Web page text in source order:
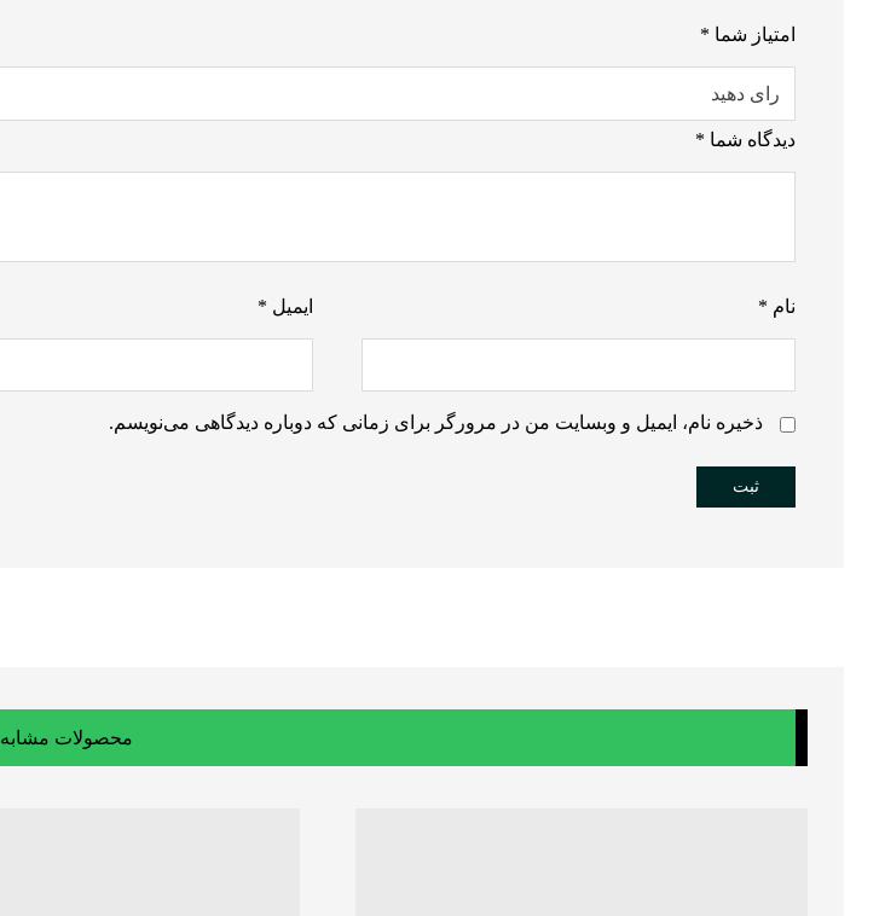
امتیاز شما *
دیدگاه شما *
نام * ایمیل *
ذخیره نام، ایمیل و وبسایت من در مرورگر برای زمانی که دوباره دیدگاهی می‌نویسم.
محصولات مشابه